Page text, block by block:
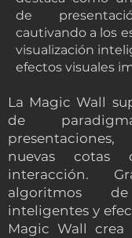
de
cautivando a los
visualización
efectos visuales
La Magic Wall
de
nuevas cotas
interacción.
algoritmos de
inteligentes y
Magic Wall crea